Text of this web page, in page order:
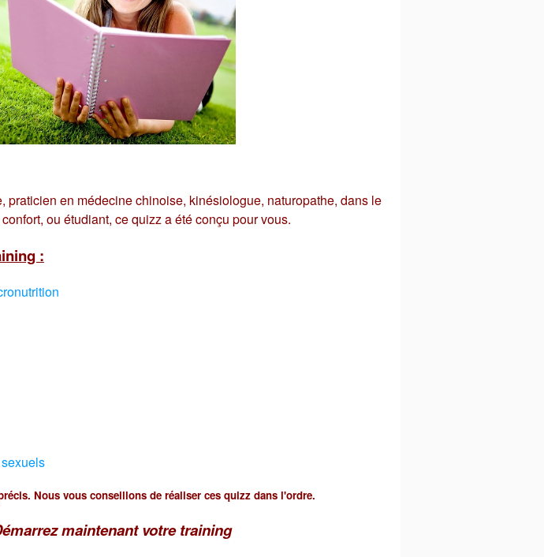
praticien en médecine chinoise, kinésiologue, naturopathe, dans le
ou étudiant, ce quizz a été conçu pour vous.
:
Nous vous conseillons de réaliser ces quizz dans l'ordre.
maintenant votre training